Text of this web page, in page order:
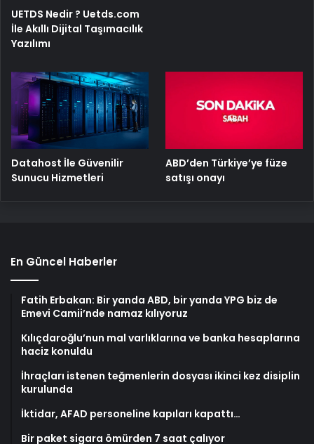
UETDS Nedir ? Uetds.com
İle Akıllı Dijital Taşımacılık
Yazılımı
Datahost İle Güvenilir
Sunucu Hizmetleri
ABD’den Türkiye’ye füze
satışı onayı
En Güncel Haberler
Fatih Erbakan: Bir yanda ABD, bir yanda YPG biz de
Emevi Camii’nde namaz kılıyoruz
Kılıçdaroğlu’nun mal varlıklarına ve banka hesaplarına
haciz konuldu
İhraçları istenen teğmenlerin dosyası ikinci kez disiplin
kurulunda
İktidar, AFAD personeline kapıları kapattı…
Bir paket sigara ömürden 7 saat çalıyor